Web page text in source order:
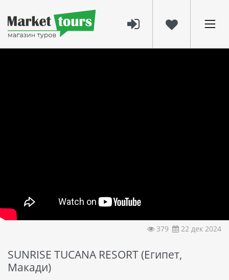
379 22 дек 2024
SUNRISE TUCANA RESORT (Египет,
Макади)